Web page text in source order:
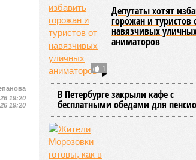
19:20
19:20
1
Депутаты хотят
горожан и туристов
навязчивых
аниматоров
В Петербурге закрыли кафе с
бесплатными обедами для